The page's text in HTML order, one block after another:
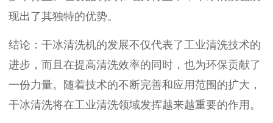
现出了其独特的优势。
结论：干冰清洗机的发展不仅代表了工业清洗技术的
进步，而且在提高清洗效率的同时，也为环保贡献了
一份力量。随着技术的不断完善和应用范围的扩大，
干冰清洗将在工业清洗领域发挥越来越重要的作用。